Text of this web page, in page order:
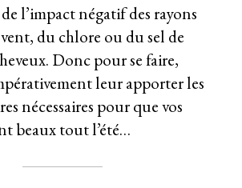
l’impact négatif des rayons
du chlore ou du sel de
Donc pour se faire,
leur apporter les
nécessaires pour que vos
beaux tout l’été…